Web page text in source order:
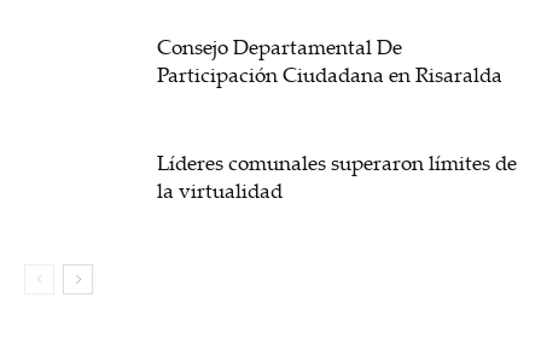
Consejo Departamental De
Participación Ciudadana en Risaralda
Líderes comunales superaron límites de
la virtualidad